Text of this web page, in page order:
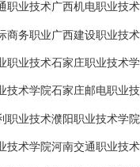
院 院
职业技术
院
广西机电职业技术
学院
商务职业
学院
广西建设职业技术
学院
职业技术
院
石家庄职业技术学
院
技术学院石家庄邮电职业技
术学院
职业技术
院
濮阳职业技术学院
技术学院河南交通职业技术